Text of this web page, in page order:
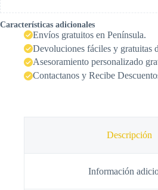
Características adicionales
Envíos gratuitos en Península.
Devoluciones fáciles y gratuitas
Asesoramiento personalizado
Contactanos y Recibe
Descripción
Información